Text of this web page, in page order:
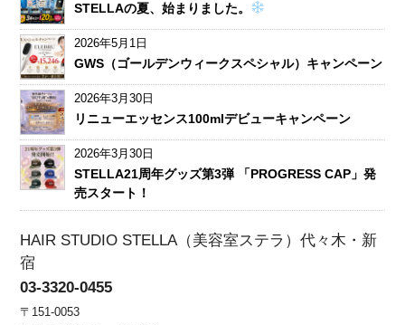
STELLAの夏、始まりました。
2026年5月1日
GWS（ゴールデンウィークスペシャル）キャンペーン
2026年3月30日
リニューエッセンス100mlデビューキャンペーン
2026年3月30日
STELLA21周年グッズ第3弾 「PROGRESS CAP」発
売スタート！
HAIR STUDIO STELLA（美容室ステラ）代々木・新
宿
03-3320-0455
〒151-0053